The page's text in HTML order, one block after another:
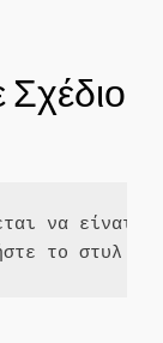
να είναι
το στυλ